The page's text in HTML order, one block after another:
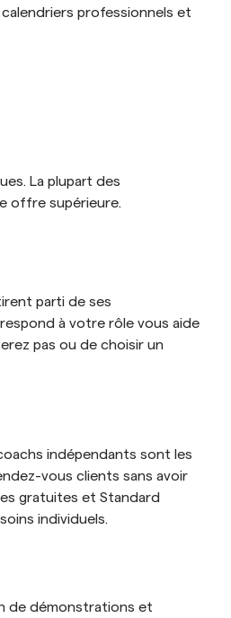
professionnels et
La plupart des
offre supérieure.
parti de ses
à votre rôle vous aide
pas ou de choisir un
indépendants sont les
vous clients sans avoir
gratuites et Standard
individuels.
de démonstrations et